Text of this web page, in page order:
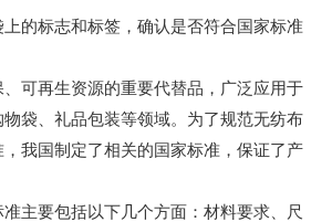
的标志和标签，确认是否符合国家标准
可再生资源的重要代替品，广泛应用于
袋、礼品包装等领域。为了规范无纺布
我国制定了相关的国家标准，保证了产
主要包括以下几个方面：材料要求、尺